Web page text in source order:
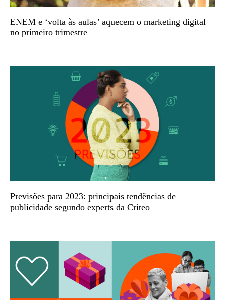
ENEM e ‘volta às aulas’ aquecem o marketing digital
no primeiro trimestre
Previsões para 2023: principais tendências de
publicidade segundo experts da Criteo